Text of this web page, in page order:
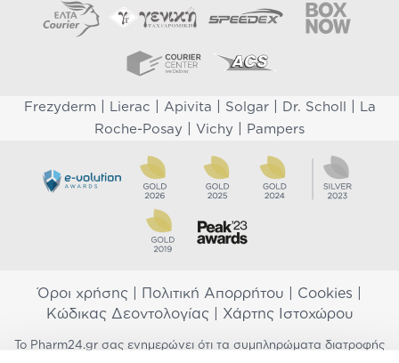
Frezyderm Lierac Apivita Solgar| Dr. Scholl
La
Roche-Posay
Vichy Pampers
Όροι χρήσης Πολιτική Απορρήτου Cookies
Κώδικας Δεοντολογίας| Χάρτης Ιστοχώρου
Το Pharm24.gr σας ενημερώνει ότι τα συμπληρώματα διατροφής